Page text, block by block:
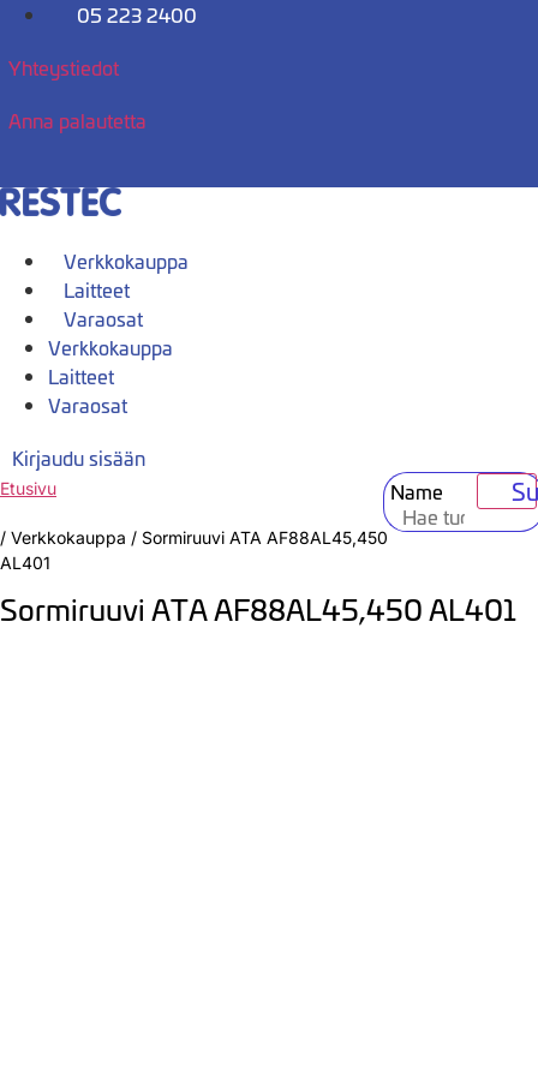
Mene
05 223 2400
Yhteystiedot
Anna palautetta
Verkkokauppa
Laitteet
Varaosat
Verkkokauppa
Laitteet
Varaosat
Kirjaudu sisään
Name
Etusivu
/ Verkkokauppa / Sormiruuvi ATA AF88AL45,450
AL401
Sormiruuvi ATA AF88AL45,450 AL401